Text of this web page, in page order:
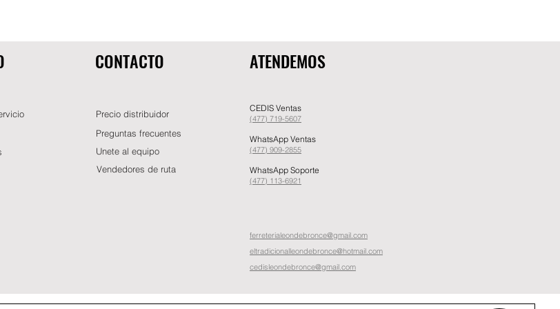
CONTACTO
Precio distribuidor
Preguntas frecuentes
Unete al equipo
Vendedores de ruta
ATENDEMOS
CEDIS Ventas
(477) 719-5607
WhatsApp Ventas
(477) 909-2855
WhatsApp Soporte
(477) 113-6921
ferreterialeondebronce@gmail.com
eltradicionalleondebronce@hotmail.com
cedisleondebronce@gmail.com